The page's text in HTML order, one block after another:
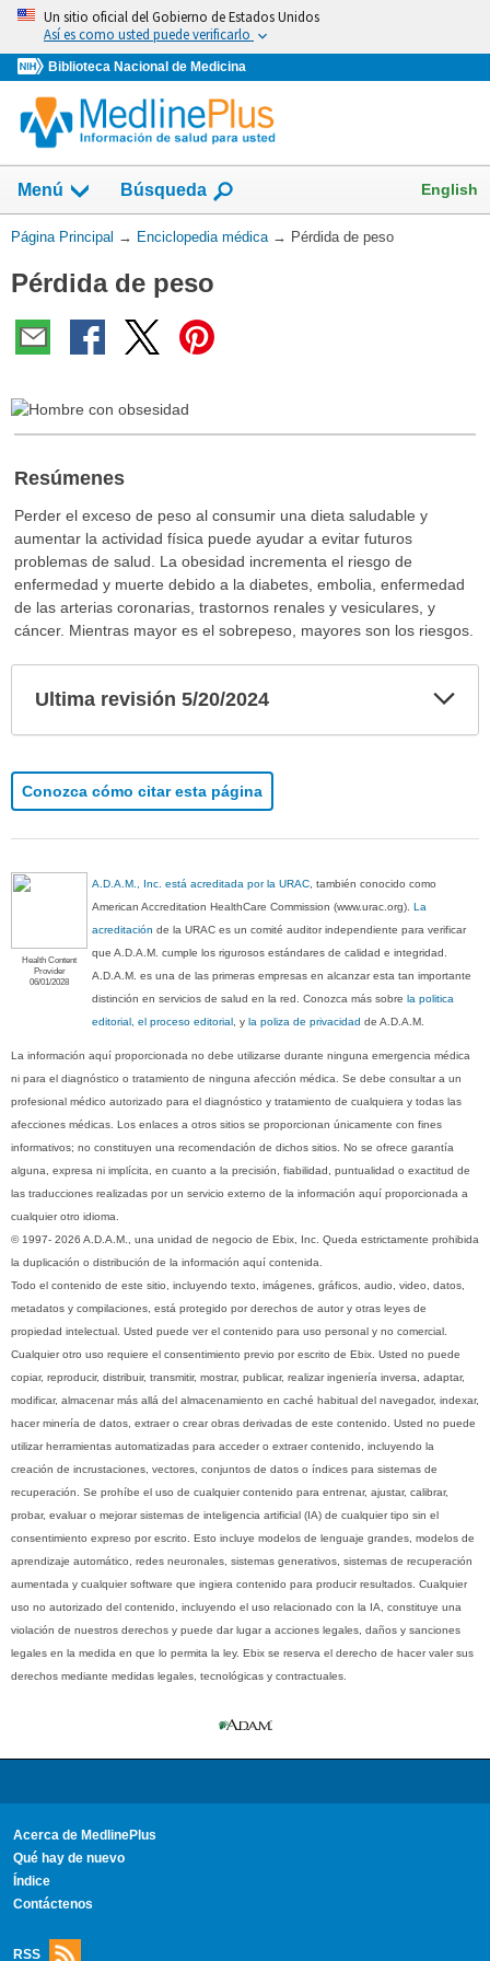
Omita
vaya
al
Contenido
Un sitio oficial del Gobierno de Estados Unidos
Así es como usted puede verificarlo
Biblioteca Nacional de Medicina
Menú Búsqueda English
Usted
aquí:
Página Principal → Enciclopedia médica → Pérdida de peso
Pérdida de peso
Resúmenes
Perder el exceso de peso al consumir una dieta saludable y
aumentar la actividad física puede ayudar a evitar futuros
problemas de salud. La obesidad incrementa el riesgo de
enfermedad y muerte debido a la diabetes, embolia, enfermedad
de las arterias coronarias, trastornos renales y vesiculares, y
cáncer. Mientras mayor es el sobrepeso, mayores son los riesgos.
Ultima revisión 5/20/2024
Conozca cómo citar esta página
Health Content
Provider
06/01/2028
A.D.A.M., Inc. está acreditada por la URAC , también conocido como
American Accreditation HealthCare Commission (www.urac.org).La
acreditación de la URAC es un comité auditor independiente para verificar
que A.D.A.M. cumple los rigurosos estándares de calidad e integridad.
A.D.A.M. es una de las primeras empresas en alcanzar esta tan importante
distinción en servicios de salud en la red. Conozca más sobrela politica
editorial, el proceso editorial , yla poliza de privacidad de A.D.A.M.
La información aquí proporcionada no debe utilizarse durante ninguna emergencia médica
ni para el diagnóstico o tratamiento de ninguna afección médica. Se debe consultar a un
profesional médico autorizado para el diagnóstico y tratamiento de cualquiera y todas las
afecciones médicas. Los enlaces a otros sitios se proporcionan únicamente con fines
informativos; no constituyen una recomendación de dichos sitios. No se ofrece garantía
alguna, expresa ni implícita, en cuanto a la precisión, fiabilidad, puntualidad o exactitud de
las traducciones realizadas por un servicio externo de la información aquí proporcionada a
cualquier otro idioma.
© 1997- 2026 A.D.A.M., una unidad de negocio de Ebix, Inc. Queda estrictamente prohibida
la duplicación o distribución de la información aquí contenida.
Todo el contenido de este sitio, incluyendo texto, imágenes, gráficos, audio, video, datos,
metadatos y compilaciones, está protegido por derechos de autor y otras leyes de
propiedad intelectual. Usted puede ver el contenido para uso personal y no comercial.
Cualquier otro uso requiere el consentimiento previo por escrito de Ebix. Usted no puede
copiar, reproducir, distribuir, transmitir, mostrar, publicar, realizar ingeniería inversa, adaptar,
modificar, almacenar más allá del almacenamiento en caché habitual del navegador, indexar,
hacer minería de datos, extraer o crear obras derivadas de este contenido. Usted no puede
utilizar herramientas automatizadas para acceder o extraer contenido, incluyendo la
creación de incrustaciones, vectores, conjuntos de datos o índices para sistemas de
recuperación. Se prohíbe el uso de cualquier contenido para entrenar, ajustar, calibrar,
probar, evaluar o mejorar sistemas de inteligencia artificial (IA) de cualquier tipo sin el
consentimiento expreso por escrito. Esto incluye modelos de lenguaje grandes, modelos de
aprendizaje automático, redes neuronales, sistemas generativos, sistemas de recuperación
aumentada y cualquier software que ingiera contenido para producir resultados. Cualquier
uso no autorizado del contenido, incluyendo el uso relacionado con la IA, constituye una
violación de nuestros derechos y puede dar lugar a acciones legales, daños y sanciones
legales en la medida en que lo permita la ley. Ebix se reserva el derecho de hacer valer sus
derechos mediante medidas legales, tecnológicas y contractuales.
Acerca de MedlinePlus
Qué hay de nuevo
Índice
Contáctenos
RSS